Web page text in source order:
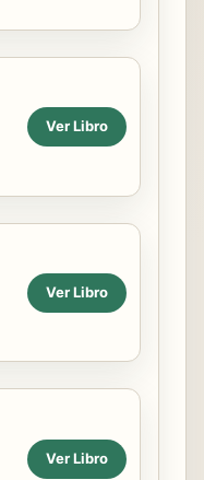
Ver Libro
Ver Libro
Ver Libro